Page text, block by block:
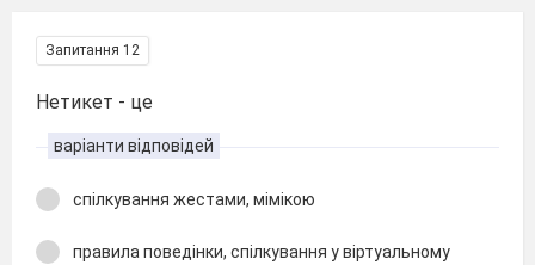
Запитання 12
Нетикет - це
варіанти відповідей
спілкування жестами, мімікою
правила поведінки, спілкування у віртуальному